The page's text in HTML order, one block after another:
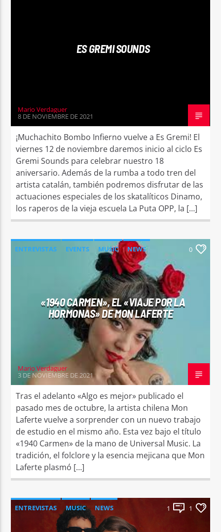
ES GREMI SOUNDS
Mario Verdaguer
8 DE NOVIEMBRE DE 2021
¡Muchachito Bombo Infierno vuelve a Es Gremi! El
viernes 12 de noviembre daremos inicio al ciclo Es
Gremi Sounds para celebrar nuestro 18
aniversario. Además de la rumba a todo tren del
artista catalán, también podremos disfrutar de las
actuaciones especiales de los skatalíticos Dinamo,
los raperos de la vieja escuela La Puta OPP, la […]
ENTREVISTAS EVENTS MUSIC NEWS 0
«1940 CARMEN», EL «VIAJE POR LA
HORMONAS» DE MON LAFERTE
Mario Verdaguer
3 DE NOVIEMBRE DE 2021
Tras el adelanto «Algo es mejor» publicado el
pasado mes de octubre, la artista chilena Mon
Laferte vuelve a sorprender con un nuevo trabajo
de estudio en el mismo año. Esta vez bajo el título
«1940 Carmen» de la mano de Universal Music. La
tradición, el folclore y la esencia mejicana que Mon
Laferte plasmó […]
ENTREVISTAS MUSIC
NEWS
VIDEO STORIES
1 1